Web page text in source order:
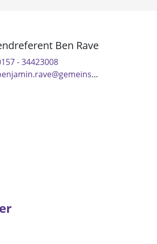
Ben Rave
- 34423008